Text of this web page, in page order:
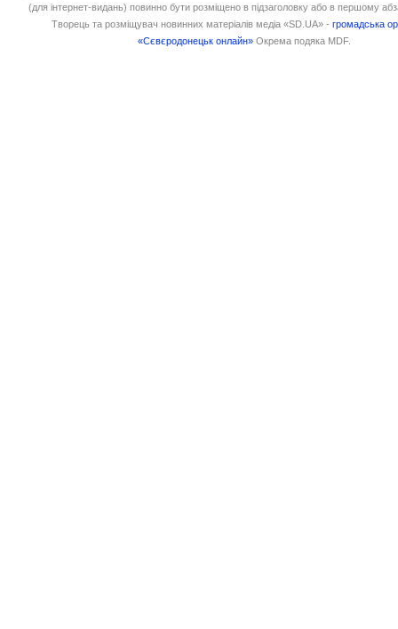
(для інтернет-видань) повинно бути розміщено в підзаголовку або в першому
Творець та розміщувач новинних матеріалів медіа «SD.UA» -громадська
«Сєвєродонецьк онлайн» Окрема подяка MDF.